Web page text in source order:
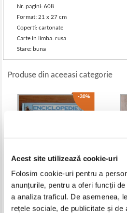
Acest site utilizează cookie-uri
Folosim cookie-uri pentru a
anunțurile, pentru a oferi funcții
a analiza traficul. De asemenea,
rețele sociale, de publicitate și de
Nr. pagini: 608
Format: 21 x 27 cm
Coperti: cartonate
Carte in limba: rusa
Stare: buna
Produse din aceeasi categorie
-30%
Annabel Craig - Enciclopedie
stiintifica pentru copii